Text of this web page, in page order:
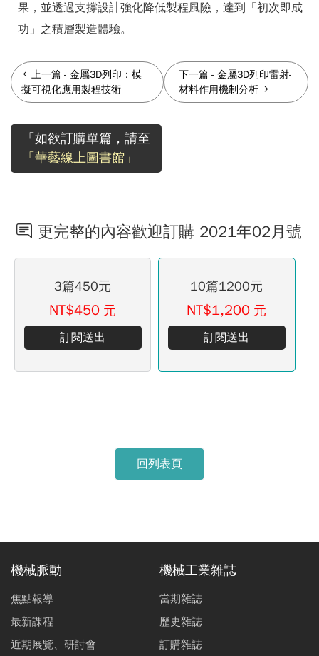
果，並透過支撐設計強化降低製程風險，達到「初次即成
功」之積層製造體驗。
上一篇 - 金屬3D列印：模
擬可視化應用製程技術
下一篇- 金屬3D列印雷射-
材料作用機制分析
「如欲訂購單篇，請至
「華藝線上圖書館」
更完整的內容歡迎訂購 2021年02月號
3篇450元
NT$450 元
訂閱送出
10篇1200元
NT$1,200 元
訂閱送出
回列表頁
機械脈動
焦點報導
最新課程
近期展覽、研討會
機械工業雜誌
當期雜誌
歷史雜誌
訂購雜誌